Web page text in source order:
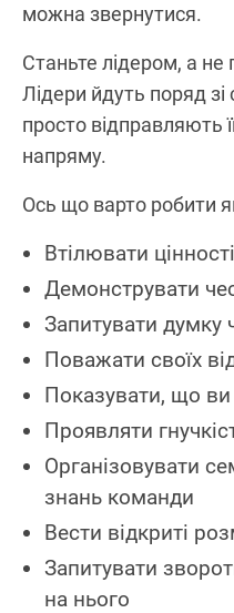
можна звернутися.
Станьте лідером, а не
Лідери йдуть поряд
просто відправляють
напряму.
Ось що варто робити
Втілювати
Демонструвати
Запитувати думку
Поважати своїх
Показувати, що ви
Проявляти
Організовувати
знань команди
Вести відкриті
Запитувати
на нього